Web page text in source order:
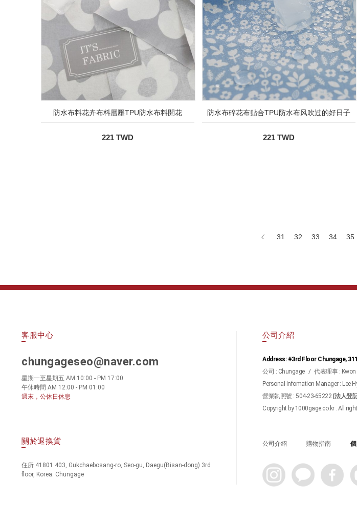
防水布料花卉布料層壓TPU防水布料開花
221 TWD
防水布碎花布贴合TPU防水布风吹过的好日子
221 TWD
31 32 33 34 35
客服中心
chungageseo@naver.com
星期一至星期五 AM 10:00 - PM 17:00
午休時間 AM 12:00 - PM 01:00
週末，公休日休息
關於退換貨
住所 41801 403, Gukchaebosang-ro, Seo-gu, Daegu(Bisan-dong) 3rd
floor, Korea. Chungage
公司介紹
Address: #3rd Floor Chungage,
公司 : Chungage / 代表理事 :
Personal Infomation Manager : Lee
營業執照號 : 504-23-65222 [法人登
Copyright by 1000gage.co.kr . All
公司介紹 購物指南